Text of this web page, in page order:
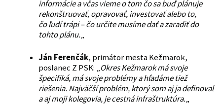
informácie a včas vieme o tom čo sa buď plánuje
rekonštruovať, opravovať, investovať alebo to,
čo ľudí trápi – čo určite musíme dať a zaradiť do
tohto plánu.„
Ján Ferenčák, primátor mesta Kežmarok,
poslanec Z PSK: „Okres Kežmarok má svoje
špecifiká, má svoje problémy a hľadáme tiež
riešenia. Najväčší problém, ktorý som aj ja definoval
a aj moji kolegovia, je cestná infraštruktúra.„